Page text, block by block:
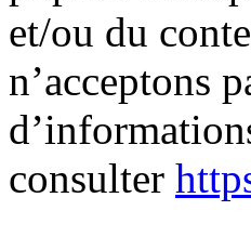
et/ou du
n’acceptons
consulter